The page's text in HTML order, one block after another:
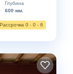
Глубина
600 мм.
Рассрочка 0 - 0 - 6